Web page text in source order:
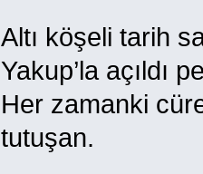
Altı köşeli tarih
Yakup’la açıldı
Her zamanki
tutuşan.